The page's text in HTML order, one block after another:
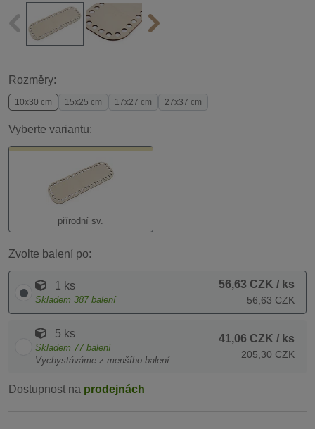
Rozměry:
10x30 cm 15x25 cm 17x27 cm 27x37 cm
Vyberte variantu:
přírodní sv.
Zvolte balení po:
1 ks
Skladem 387 balení
56,63 CZK / ks
56,63 CZK
5 ks
Skladem 77 balení
Vychystáváme z menšího balení
41,06 CZK / ks
205,30 CZK
Dostupnost na prodejnách